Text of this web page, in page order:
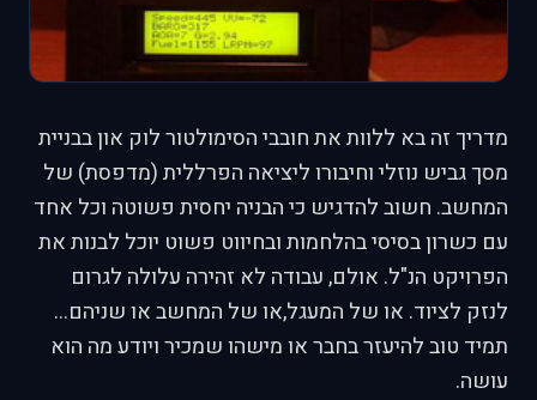
מדריך זה בא ללוות את חובבי הסימולטור לוק און בבניית
מסך גביש נוזלי וחיבורו ליציאה הפרללית (מדפסת) של
המחשב. חשוב להדגיש כי הבניה יחסית פשוטה וכל אחד
עם כשרון בסיסי בהלחמות ובחיווט פשוט יוכל לבנות את
הפרויקט הנ"ל. אולם, עבודה לא זהירה עלולה לגרום
לנזק לציוד. או של המעגל,או של המחשב או שניהם...
תמיד טוב להיעזר בחבר או מישהו שמכיר ויודע מה הוא
עושה.